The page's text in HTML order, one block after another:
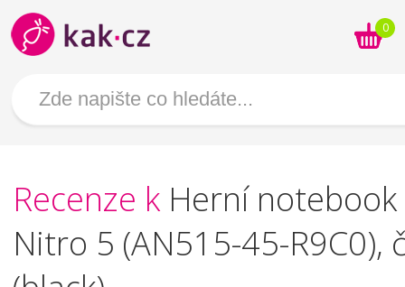
0
Recenze k Herní notebook
Nitro 5 (AN515-45-R9C0),